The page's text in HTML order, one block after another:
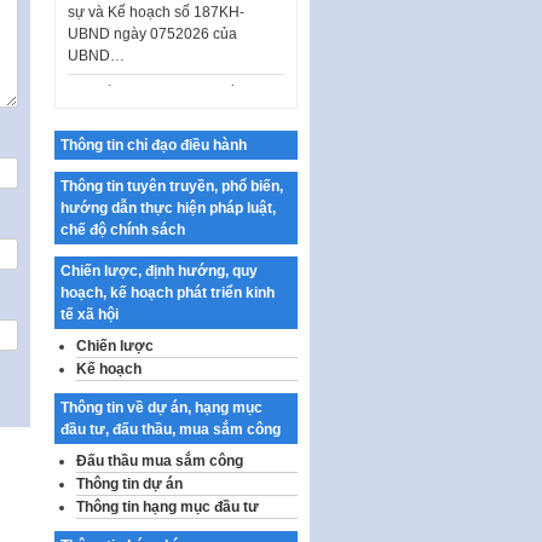
UBND ngày 0752026 của
UBND…
Ban hành Danh mục vị trí khai
Kế hoạch Tổ chức Cuộc thi
chính luận về bảo vệ nền tảng tư
tưởng của Đảng…
Công bố công khai dự toán kinh
phí xây dựng pháp luật, hoàn
thiện thể chế, chính…
Quy định về nghiên cứu, ứng
dụng khoa học, công nghệ, đổi
mới sáng tạo và chuyển…
Quy định chi tiết và hướng dẫn
thi hành một số điều của Luật Lý
lịch tư…
Sửa đổi, bổ sung một số nội
dung tại Nghị quyết số 30/NQ-
CP ngày 24 tháng 02…
Thông tin chỉ đạo điều hành
Thông tin tuyên truyền, phổ biến,
hướng dẫn thực hiện pháp luật,
chế độ chính sách
Chiến lược, định hướng, quy
hoạch, kế hoạch phát triển kinh
tế xã hội
Chiến lược
Kế hoạch
Thông tin về dự án, hạng mục
đầu tư, đấu thầu, mua sắm công
Đấu thầu mua sắm công
Thông tin dự án
Thông tin hạng mục đầu tư